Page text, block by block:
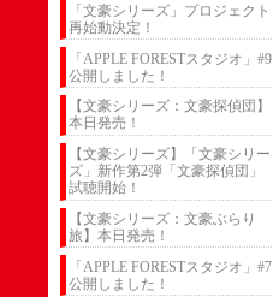
「文豪シリーズ」プロジェクト
再始動決定！
「APPLE FORESTスタジオ」#9
公開しました！
【文豪シリーズ：文豪探偵団】
本日発売！
【文豪シリーズ】「文豪シリー
ズ」新作第2弾「文豪探偵団」
試聴開始！
【文豪シリーズ：文豪ぶらり
旅】本日発売！
「APPLE FORESTスタジオ」#7
公開しました！